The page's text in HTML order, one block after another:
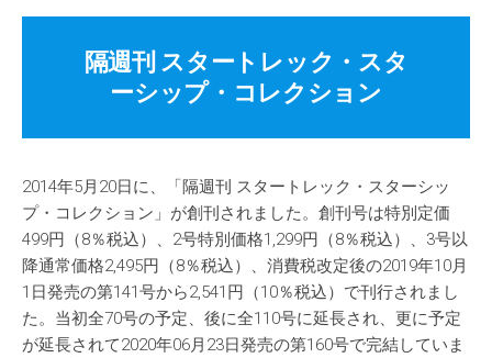
隔週刊 スタートレック・スタ
ーシップ・コレクション
2014年5月20日に、「隔週刊 スタートレック・スターシッ
プ・コレクション」が創刊されました。創刊号は特別定価
499円（8％税込）、2号特別価格1,299円（8％税込）、3号以
降通常価格2,495円（8％税込）、消費税改定後の2019年10月
1日発売の第141号から2,541円（10％税込）で刊行されまし
た。当初全70号の予定、後に全110号に延長され、更に予定
が延長されて2020年06月23日発売の第160号で完結していま